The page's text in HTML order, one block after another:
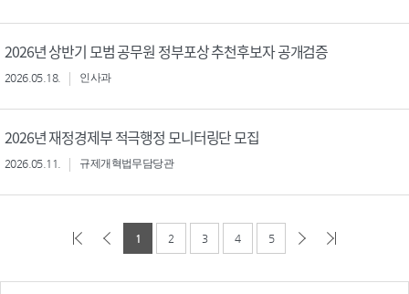
2026년 상반기 모범 공무원 정부포상 추천후보자 공개검증
2026.05.18. 인사과
2026년 재정경제부 적극행정 모니터링단 모집
2026.05.11. 규제개혁법무담당관
1 2 3 4 5